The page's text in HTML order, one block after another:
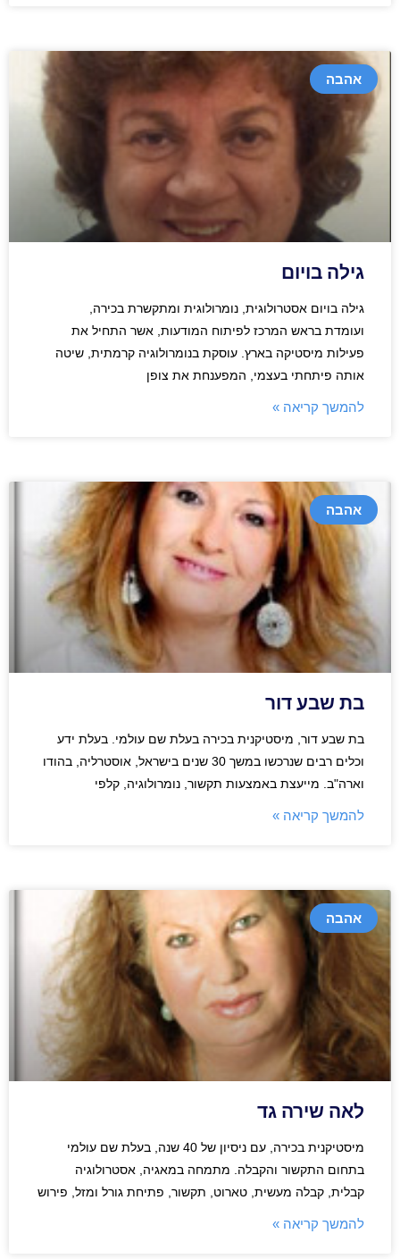
אהבה
גילה בויום
גילה בויום אסטרולוגית, נומרולוגית ומתקשרת בכירה,
ועומדת בראש המרכז לפיתוח המודעות, אשר התחיל את
פעילות מיסטיקה בארץ. עוסקת בנומרולוגיה קרמתית, שיטה
אותה פיתחתי בעצמי, המפענחת את צופן
להמשך קריאה »
אהבה
בת שבע דור
בת שבע דור, מיסטיקנית בכירה בעלת שם עולמי. בעלת ידע
וכלים רבים שנרכשו במשך 30 שנים בישראל, אוסטרליה, בהודו
וארה"ב. מייעצת באמצעות תקשור, נומרולוגיה, קלפי
להמשך קריאה »
אהבה
לאה שירה גד
מיסטיקנית בכירה, עם ניסיון של 40 שנה, בעלת שם עולמי
בתחום התקשור והקבלה. מתמחה במאגיה, אסטרולוגיה
קבלית, קבלה מעשית, טארוט, תקשור, פתיחת גורל ומזל, פירוש
להמשך קריאה »